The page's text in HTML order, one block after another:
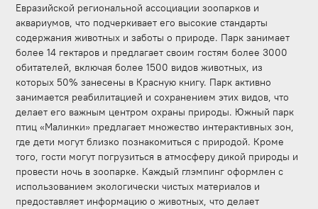
Евразийской региональной ассоциации зоопарков и
аквариумов, что подчеркивает его высокие стандарты
содержания животных и заботы о природе. Парк занимает
более 14 гектаров и предлагает своим гостям более 3000
обитателей, включая более 1500 видов животных, из
которых 50% занесены в Красную книгу. Парк активно
занимается реабилитацией и сохранением этих видов, что
делает его важным центром охраны природы. Южный парк
птиц «Малинки» предлагает множество интерактивных зон,
где дети могут близко познакомиться с природой. Кроме
того, гости могут погрузиться в атмосферу дикой природы и
провести ночь в зоопарке. Каждый глэмпинг оформлен с
использованием экологически чистых материалов и
предоставляет информацию о животных, что делает